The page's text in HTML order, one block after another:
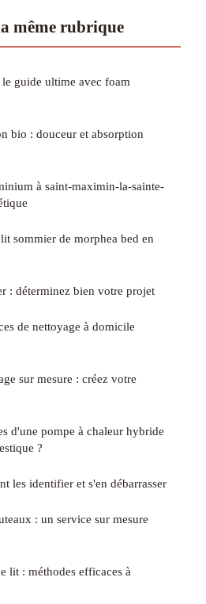
même rubrique
guide ultime avec foam
bio : douceur et absorption
à saint-maximin-la-sainte-
sommier de morphea bed en
: déterminez bien votre projet
de nettoyage à domicile
sur mesure : créez votre
d'une pompe à chaleur hybride
?
les identifier et s'en débarrasser
: un service sur mesure
lit : méthodes efficaces à